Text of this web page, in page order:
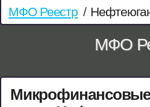
МФО Реестр /
МФО
Микрофинансовые